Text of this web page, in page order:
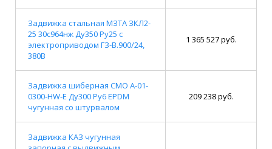
Задвижка стальная МЗТА ЗКЛ2-
25 30с964нж Ду350 Ру25 с
электроприводом ГЗ-В.900/24,
380В
1 365 527 руб.
Задвижка шиберная СМО A-01-
0300-HW-E Ду300 Ру6 EPDM
чугунная со штурвалом
209 238 руб.
Задвижка КАЗ чугунная